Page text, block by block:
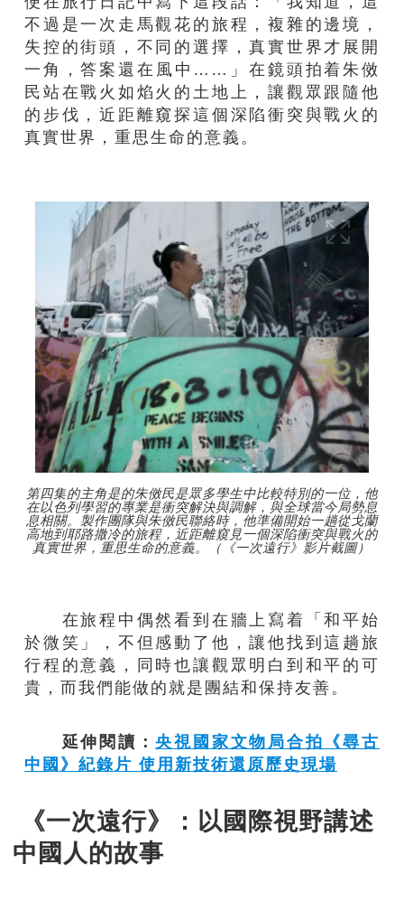
不過是一次走馬觀花的旅程，複雜的邊境，
失控的街頭，不同的選擇，真實世界才展開
一角，答案還在風中……」在鏡頭拍着朱傚
民站在戰火如焰火的土地上，讓觀眾跟隨他
的步伐，近距離窺探這個深陷衝突與戰火的
真實世界，重思生命的意義。
第四集的主角是的朱傚民是眾多學生中比較特別的一位，他
在以色列學習的專業是衝突解決與調解，與全球當今局勢息
息相關。製作團隊與朱傚民聯絡時，他準備開始一趟從戈蘭
高地到耶路撒冷的旅程，近距離窺見一個深陷衝突與戰火的
真實世界，重思生命的意義。（《一次遠行》影片截圖）
在旅程中偶然看到在牆上寫着「和平始
於微笑」，不但感動了他，讓他找到這趟旅
行程的意義，同時也讓觀眾明白到和平的可
貴，而我們能做的就是團結和保持友善。
延伸閱讀：央視國家文物局合拍《尋古
中國》紀錄片 使用新技術還原歷史現場
《一次遠行》：以國際視野講述
中國人的故事